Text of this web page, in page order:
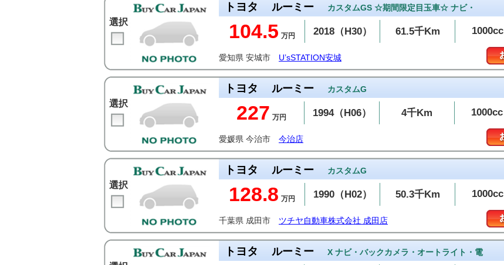
選択
トヨタ ルーミー カスタムGS ☆期間限定目玉車☆ ナビ・
104.5 万円 2018（H30） 61.5千Km 1000cc
愛知県 安城市 U’sSTATION安城
選択
トヨタ ルーミー カスタムG
227 万円 1994（H06） 4千Km 1000cc
愛媛県 今治市 今治店
選択
トヨタ ルーミー カスタムG
128.8 万円 1990（H02） 50.3千Km 1000cc
千葉県 成田市 ツチヤ自動車株式会社 成田店
トヨタ ルーミー X ナビ・バックカメラ・オートライト・電